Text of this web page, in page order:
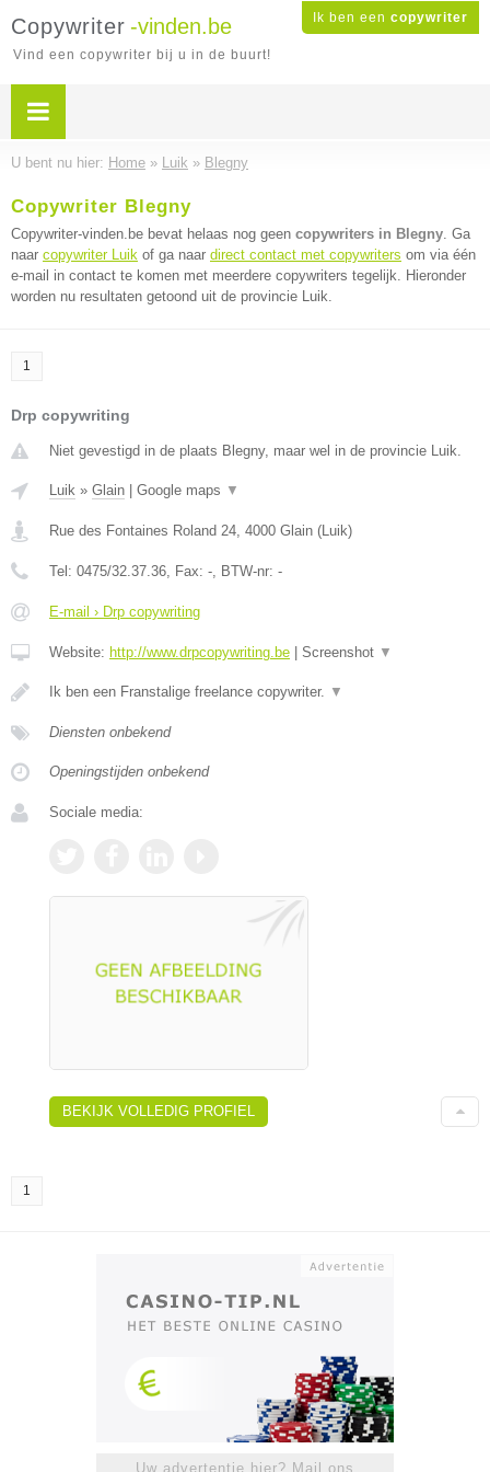
Ik ben een copywriter
Copywriter -vinden.be
Vind een copywriter bij u in de buurt!
U bent nu hier: Home » Luik » Blegny
Copywriter Blegny
Copywriter-vinden.be bevat helaas nog geen copywriters in Blegny. Ga
naar copywriter Luik of ga naar direct contact met copywriters om via één
e-mail in contact te komen met meerdere copywriters tegelijk. Hieronder
worden nu resultaten getoond uit de provincie Luik.
1
Drp copywriting
Niet gevestigd in de plaats Blegny, maar wel in de provincie Luik.
Luik » Glain Google maps ▼
Rue des Fontaines Roland 24, 4000 Glain (Luik)
Tel: 0475/32.37.36, Fax: -, BTW-nr: -
E-mail › Drp copywriting
Website: http://www.drpcopywriting.be Screenshot ▼
Ik ben een Franstalige freelance copywriter. ▼
Diensten onbekend
Openingstijden onbekend
Sociale media:
BEKIJK VOLLEDIG PROFIEL
1
Uw advertentie hier? Mail ons